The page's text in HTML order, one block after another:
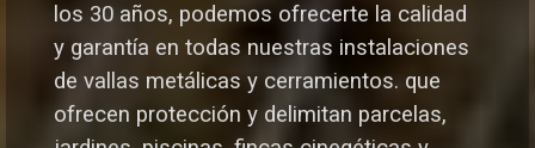
los 30 años, podemos ofrecerte la calidad
y garantía en todas nuestras instalaciones
de vallas metálicas y cerramientos. que
ofrecen protección y delimitan parcelas,